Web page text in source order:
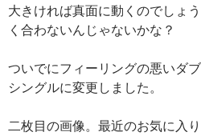
大きければ真面に動くのでしょ
く合わないんじゃないかな？
ついでにフィーリングの悪いダ
シングルに変更しました。
二枚目の画像。最近のお気に入